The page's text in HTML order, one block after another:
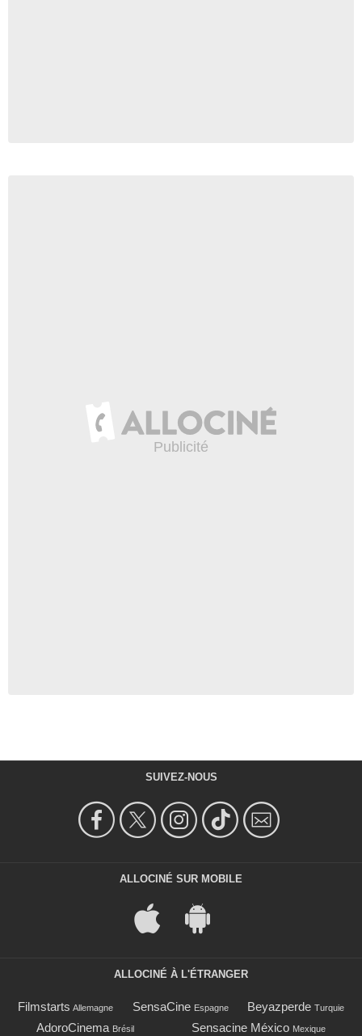
SUIVEZ-NOUS
ALLOCINÉ SUR MOBILE
ALLOCINÉ À L'ÉTRANGER
Filmstarts Allemagne SensaCine Espagne Beyazperde Turquie
AdoroCinema Brésil Sensacine México Mexique